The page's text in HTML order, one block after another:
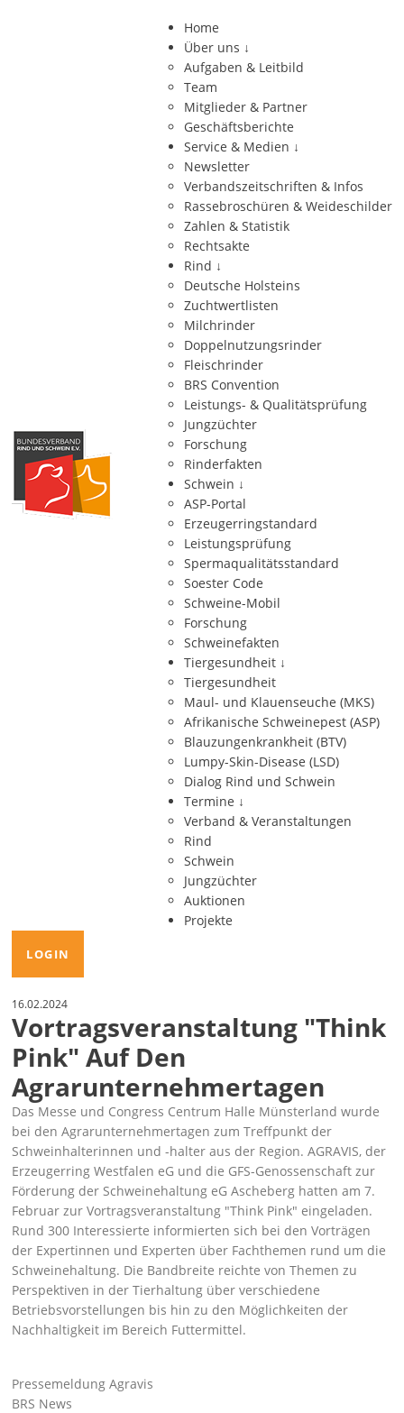
Home
Über uns ↓
Aufgaben & Leitbild
Team
Mitglieder & Partner
Geschäftsberichte
Service & Medien ↓
Newsletter
Verbandszeitschriften & Infos
Rassebroschüren & Weideschilder
Zahlen & Statistik
Rechtsakte
Rind ↓
Deutsche Holsteins
Zuchtwertlisten
Milchrinder
Doppelnutzungsrinder
Fleischrinder
BRS Convention
Leistungs- & Qualitätsprüfung
Jungzüchter
Forschung
Rinderfakten
Schwein ↓
ASP-Portal
Erzeugerringstandard
Leistungsprüfung
Spermaqualitätsstandard
Soester Code
Schweine-Mobil
Forschung
Schweinefakten
Tiergesundheit ↓
Tiergesundheit
Maul- und Klauenseuche (MKS)
Afrikanische Schweinepest (ASP)
Blauzungenkrankheit (BTV)
Lumpy-Skin-Disease (LSD)
Dialog Rind und Schwein
Termine ↓
Verband & Veranstaltungen
Rind
Schwein
Jungzüchter
Auktionen
Projekte
LOGIN
16.02.2024
Vortragsveranstaltung "Think
Pink" Auf Den
Agrarunternehmertagen
Das Messe und Congress Centrum Halle Münsterland wurde
bei den Agrarunternehmertagen zum Treffpunkt der
Schweinhalterinnen und -halter aus der Region. AGRAVIS, der
Erzeugerring Westfalen eG und die GFS-Genossenschaft zur
Förderung der Schweinehaltung eG Ascheberg hatten am 7.
Februar zur Vortragsveranstaltung Think Pink eingeladen.
Rund 300 Interessierte informierten sich bei den Vorträgen
der Expertinnen und Experten über Fachthemen rund um die
Schweinehaltung. Die Bandbreite reichte von Themen zu
Perspektiven in der Tierhaltung über verschiedene
Betriebsvorstellungen bis hin zu den Möglichkeiten der
Nachhaltigkeit im Bereich Futtermittel.
Pressemeldung Agravis
BRS News